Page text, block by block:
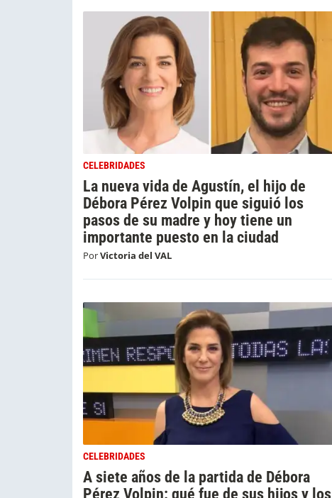
CELEBRIDADES
La nueva vida de Agustín, el hijo de
Débora Pérez Volpin que siguió los
pasos de su madre y hoy tiene un
importante puesto en la ciudad
PorVictoria del VAL
CELEBRIDADES
A siete años de la partida de Débora
Pérez Volpin: qué fue de sus hijos y los